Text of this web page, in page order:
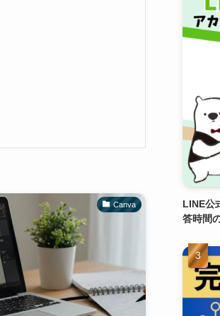
Canva
LINE公
答時間